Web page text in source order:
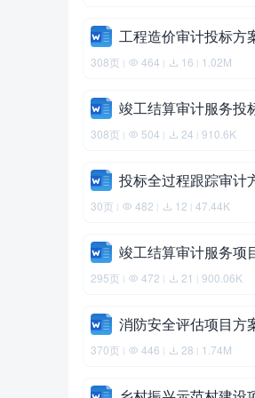
工程造价审计投标方
308页 | 464 | 16 | 1.02M
竣工结算审计服务投
308页 | 504 | 24 | 910.6K
投标全过程跟踪审计
30页 | 482 | 12 | 47.44K
竣工结算审计服务项
295页 | 472 | 21 | 900.06K
消防安全评估项目方
370页 | 446 | 28 | 1.74M